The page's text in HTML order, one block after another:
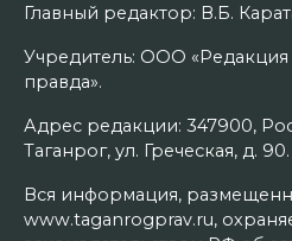
Главный редактор: В.Б.
Учредитель: ООО «Редакция
правда».
Адрес редакции: 347900,
Таганрог, ул. Греческая, д. 90.
Вся информация,
www.taganrogprav.ru,